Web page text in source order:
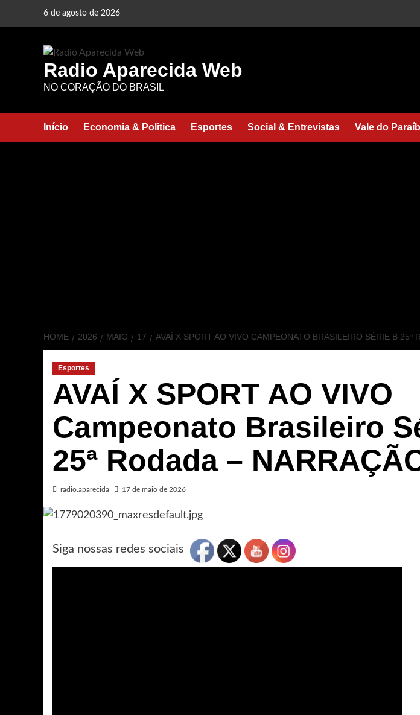
6 de agosto de 2026
Radio Aparecida Web
NO CORAÇÃO DO BRASIL
Início Economia & Politica Esportes Social & Entrevistas Vale do
HOME 2026 MAIO 17 AVAÍ X SPORT AO VIVO CAMPEONATO BRASILEIRO SÉRIE B 25ª
Esportes
AVAÍ X SPORT AO VIVO
Campeonato Brasileiro
25ª Rodada –
radio.aparecida 17 de maio de 2026
Siga nossas redes sociais